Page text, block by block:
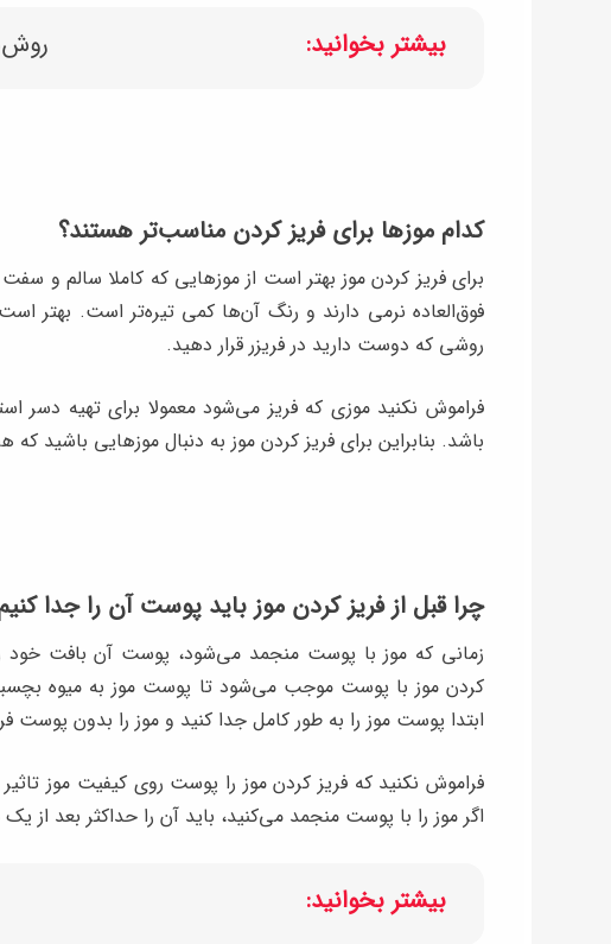
بیشتر بخوانید:
کدام موزها برای فریز کردن مناسب‌تر هستند؟
برای فریز کردن موز بهتر است از موزهایی که کاملا سالم و
فوق‌العاده نرمی دارند و رنگ آن‌ها کمی تیره‌تر است. بهتر
روشی که دوست دارید در فریزر قرار دهید.
فراموش نکنید موزی که فریز می‌شود معمولا برای تهیه دسر
باشد. بنابراین برای فریز کردن موز به دنبال موزهایی باشید
چرا قبل از فریز کردن موز باید پوست آن را جدا
زمانی که موز با پوست منجمد می‌شود، پوست آن بافت
کردن موز با پوست موجب می‌شود تا پوست موز به میوه
ابتدا پوست موز را به طور کامل جدا کنید و موز را بدون پوست
فراموش نکنید که فریز کردن موز را پوست روی کیفیت موز
اگر موز را با پوست منجمد می‌کنید، باید آن را حداکثر بعد از
بیشتر بخوانید: